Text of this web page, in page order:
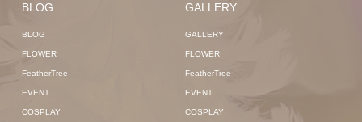
BLOG
BLOG
FLOWER
FeatherTree
EVENT
COSPLAY
GALLERY
GALLERY
FLOWER
FeatherTree
EVENT
COSPLAY